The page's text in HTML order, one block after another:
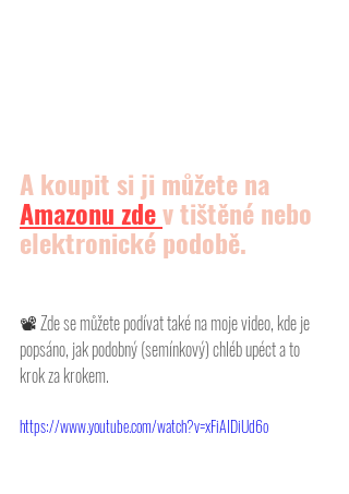
A koupit si ji můžete na
Amazonu zde v tištěné nebo
elektronické podobě.
📽 Zde se můžete podívat také na moje video, kde je
popsáno, jak podobný (semínkový) chléb upéct a to
krok za krokem.
https://www.youtube.com/watch?v=xFiAIDiUd6o